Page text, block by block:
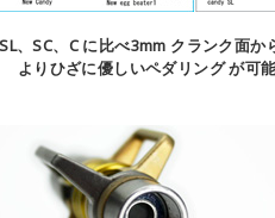
SC、C に比べ3mm クランク面か
よりひざに優しいペダリング が可